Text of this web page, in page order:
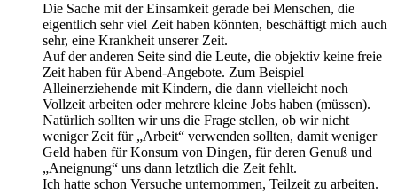
Die Sache mit der Einsamkeit gerade bei Menschen, die
eigentlich sehr viel Zeit haben könnten, beschäftigt mich auch
sehr, eine Krankheit unserer Zeit.
Auf der anderen Seite sind die Leute, die objektiv keine freie
Zeit haben für Abend-Angebote. Zum Beispiel
Alleinerziehende mit Kindern, die dann vielleicht noch
Vollzeit arbeiten oder mehrere kleine Jobs haben (müssen).
Natürlich sollten wir uns die Frage stellen, ob wir nicht
weniger Zeit für „Arbeit“ verwenden sollten, damit weniger
Geld haben für Konsum von Dingen, für deren Genuß und
„Aneignung“ uns dann letztlich die Zeit fehlt.
Ich hatte schon Versuche unternommen, Teilzeit zu arbeiten.